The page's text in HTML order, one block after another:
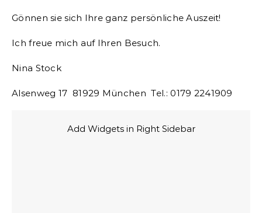
Gönnen sie sich Ihre ganz persönliche Auszeit!
Ich freue mich auf Ihren Besuch.
Nina Stock
Alsenweg 17 81929 München Tel.: 0179 2241909
Add Widgets in Right Sidebar